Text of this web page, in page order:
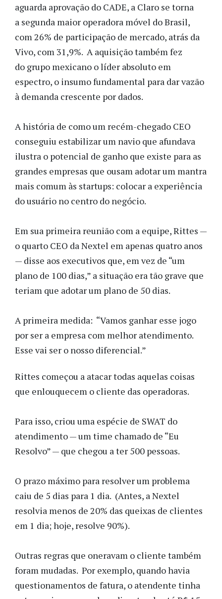
aguarda aprovação do CADE, a Claro se torna
a segunda maior operadora móvel do Brasil,
com 26% de participação de mercado, atrás da
Vivo, com 31,9%. A aquisição também fez
do grupo mexicano o líder absoluto em
espectro, o insumo fundamental para dar vazão
à demanda crescente por dados.
A história de como um recém-chegado CEO
conseguiu estabilizar um navio que afundava
ilustra o potencial de ganho que existe para as
grandes empresas que ousam adotar um mantra
mais comum às startups: colocar a experiência
do usuário no centro do negócio.
Em sua primeira reunião com a equipe, Rittes —
o quarto CEO da Nextel em apenas quatro anos
— disse aos executivos que, em vez de “um
plano de 100 dias,” a situação era tão grave que
teriam que adotar um plano de 50 dias.
A primeira medida: “Vamos ganhar esse jogo
por ser a empresa com melhor atendimento.
Esse vai ser o nosso diferencial.”
Rittes começou a atacar todas aquelas coisas
que enlouquecem o cliente das operadoras.
Para isso, criou uma espécie de SWAT do
atendimento — um time chamado de “Eu
Resolvo” — que chegou a ter 500 pessoas.
O prazo máximo para resolver um problema
caiu de 5 dias para 1 dia. (Antes, a Nextel
resolvia menos de 20% das queixas de clientes
em 1 dia; hoje, resolve 90%).
Outras regras que oneravam o cliente também
foram mudadas. Por exemplo, quando havia
questionamentos de fatura, o atendente tinha